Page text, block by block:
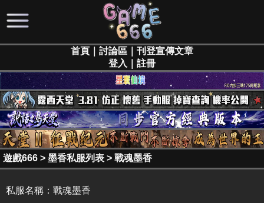
首頁 討論區
刊登宣傳文章
登入
註冊
遊戲666 > 墨香私服列表 > 戰魂墨香
私服名稱： 戰魂墨香